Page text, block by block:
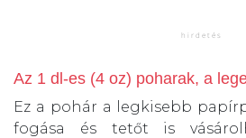
Az 1 dl-es (4 oz) poharak, a
Ez a pohár a legkisebb
fogása és tetőt is